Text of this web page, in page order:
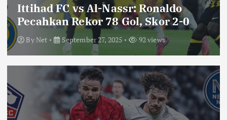
Ittihad FC vs Al-Nassr: Ronaldo
Pecahkan Rekor 78 Gol, Skor 2-0
ByNet September 27, 2025 92 views